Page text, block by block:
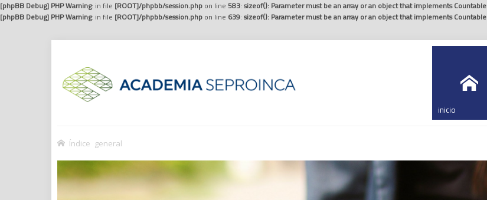
[phpBB Debug] PHP Warning: in file [ROOT]/phpbb/session.php on line 583: sizeof(): Parameter must be an array or an object that implements Countable
[phpBB Debug] PHP Warning: in file [ROOT]/phpbb/session.php on line 639: sizeof(): Parameter must be an array or an object that implements Countable
inicio
Índice general